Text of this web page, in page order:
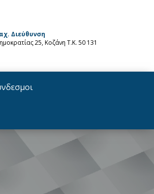
Διεύθυνση
25, Κοζάνη Τ.Κ. 50 131